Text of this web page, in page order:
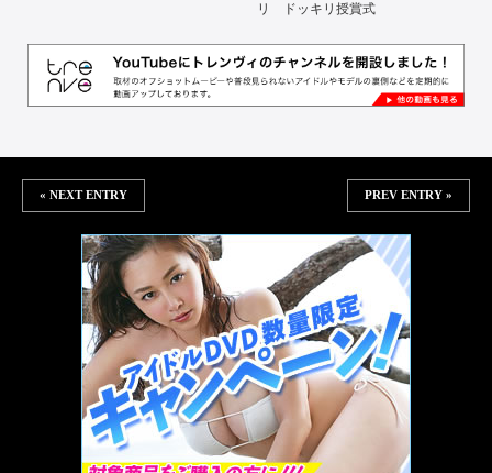
リ ドッキリ授賞式
« NEXT ENTRY PREV ENTRY »